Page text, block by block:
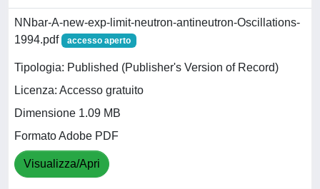
NNbar-A-new-exp-limit-neutron-antineutron-Oscillations-
1994.pdf
accesso aperto
Tipologia: Published (Publisher's Version of Record)
Licenza: Accesso gratuito
Dimensione 1.09 MB
Formato Adobe PDF
Visualizza/Apri